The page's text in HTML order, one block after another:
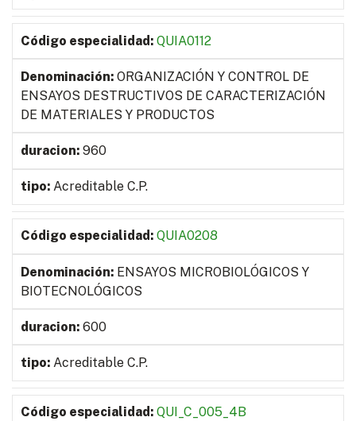
QUIA0112
ORGANIZACIÓN Y CONTROL DE
ENSAYOS DESTRUCTIVOS DE CARACTERIZACIÓN
DE MATERIALES Y PRODUCTOS
960
Acreditable C.P.
QUIA0208
ENSAYOS MICROBIOLÓGICOS Y
BIOTECNOLÓGICOS
600
Acreditable C.P.
QUI_C_005_4B